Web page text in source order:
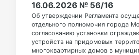
16.06.2026 № 56/16
Об утверждении Регламента
отдельного полномочия города
согласованию установки
устройств на придомовых
многоквартирных домов в